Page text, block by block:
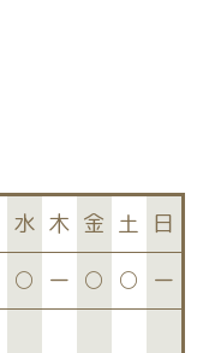
水 木 金 土 日
○ ー ○ ○ ー